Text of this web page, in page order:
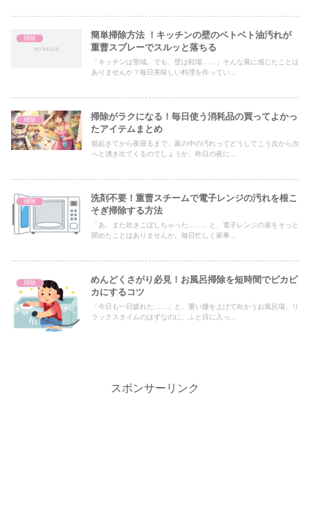
掃除
簡単掃除方法 ！キッチンの壁のベトベト油汚れが
重曹スプレーでスルッと落ちる
「キッチンは聖域。でも、壁は戦場……」そんな風に感じたことは
ありませんか？毎日美味しい料理を作ってい...
掃除
掃除がラクになる！毎日使う消耗品の買ってよかっ
たアイテムまとめ
朝起きてから夜寝るまで、家の中の汚れってどうしてこう次から次
へと湧き出てくるのでしょうか。昨日の夜に...
掃除
洗剤不要！重曹スチームで電子レンジの汚れを根こ
そぎ掃除する方法
「あ、また吹きこぼしちゃった……」と、電子レンジの扉をそっと
閉めたことはありませんか。毎日忙しく家事...
掃除
めんどくさがり必見！お風呂掃除を短時間でピカピ
カにするコツ
「今日も一日疲れた……」と、重い腰を上げて向かうお風呂場。リ
ラックスタイムのはずなのに、ふと目に入っ...
スポンサーリンク